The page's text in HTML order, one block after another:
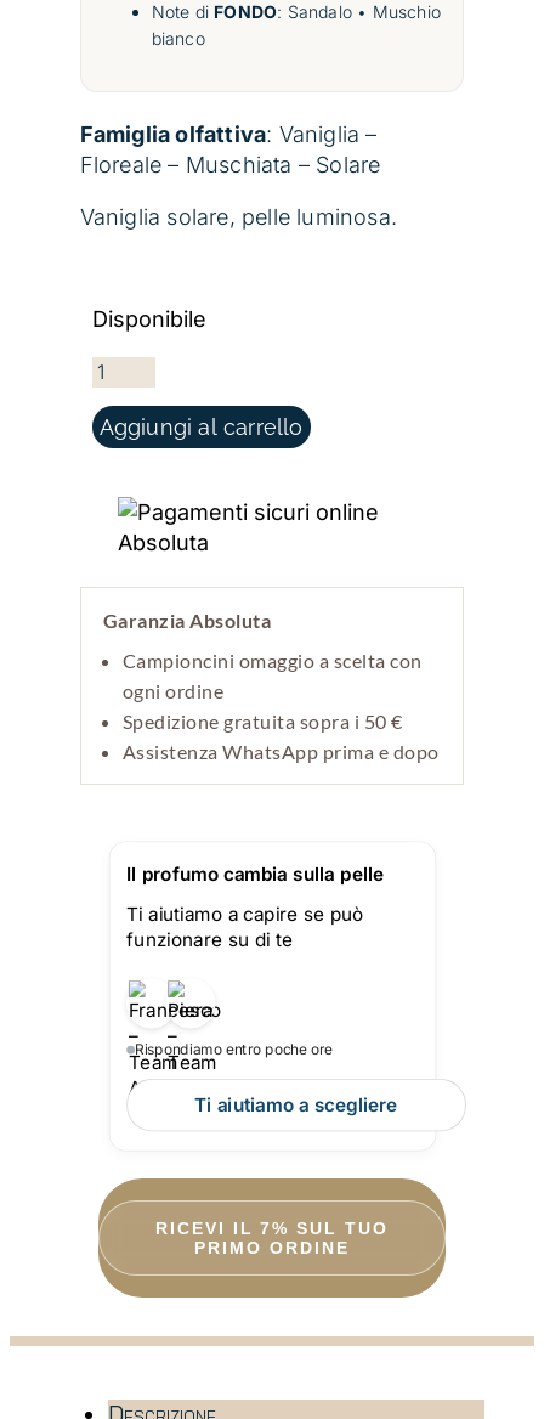
Note di FONDO: Sandalo • Muschio
bianco
Famiglia olfattiva: Vaniglia –
Floreale – Muschiata – Solare
Vaniglia solare, pelle luminosa.
Disponibile
DIALOGUE WITH VENUS QUANTITÀ
Aggiungi al carrello
Garanzia Absoluta
Campioncini omaggio a scelta con
ogni ordine
Spedizione gratuita sopra i 50 €
Assistenza WhatsApp prima e dopo
Il profumo cambia sulla pelle
Ti aiutiamo a capire se può
funzionare su di te
Rispondiamo entro poche ore
Ti aiutiamo a scegliere
RICEVI IL 7% SUL TUO
PRIMO ORDINE